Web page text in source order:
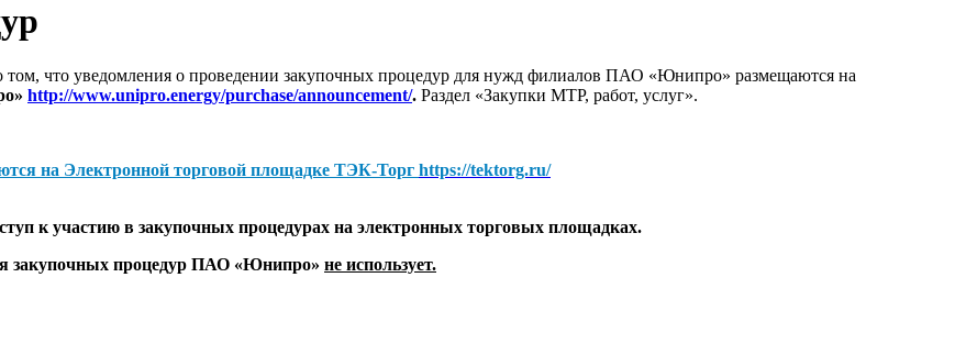
что уведомления о проведении закупочных процедур для нужд филиалов ПАО «Юнипро» размещаются на
http://www.unipro.energy/purchase/announcement/. Раздел «Закупки МТР, работ, услуг».
на Электронной торговой площадке ТЭК-Торг https://tektorg.ru/
к участию в закупочных процедурах на электронных торговых площадках.
закупочных процедур ПАО «Юнипро» не использует.